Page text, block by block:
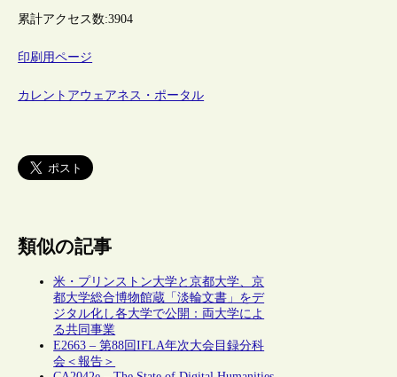
累計アクセス数:3904
印刷用ページ
カレントアウェアネス・ポータル
類似の記事
米・プリンストン大学と京都大学、京
都大学総合博物館蔵「淡輪文書」をデ
ジタル化し各大学で公開：両大学によ
る共同事業
E2663 – 第88回IFLA年次大会目録分科
会＜報告＞